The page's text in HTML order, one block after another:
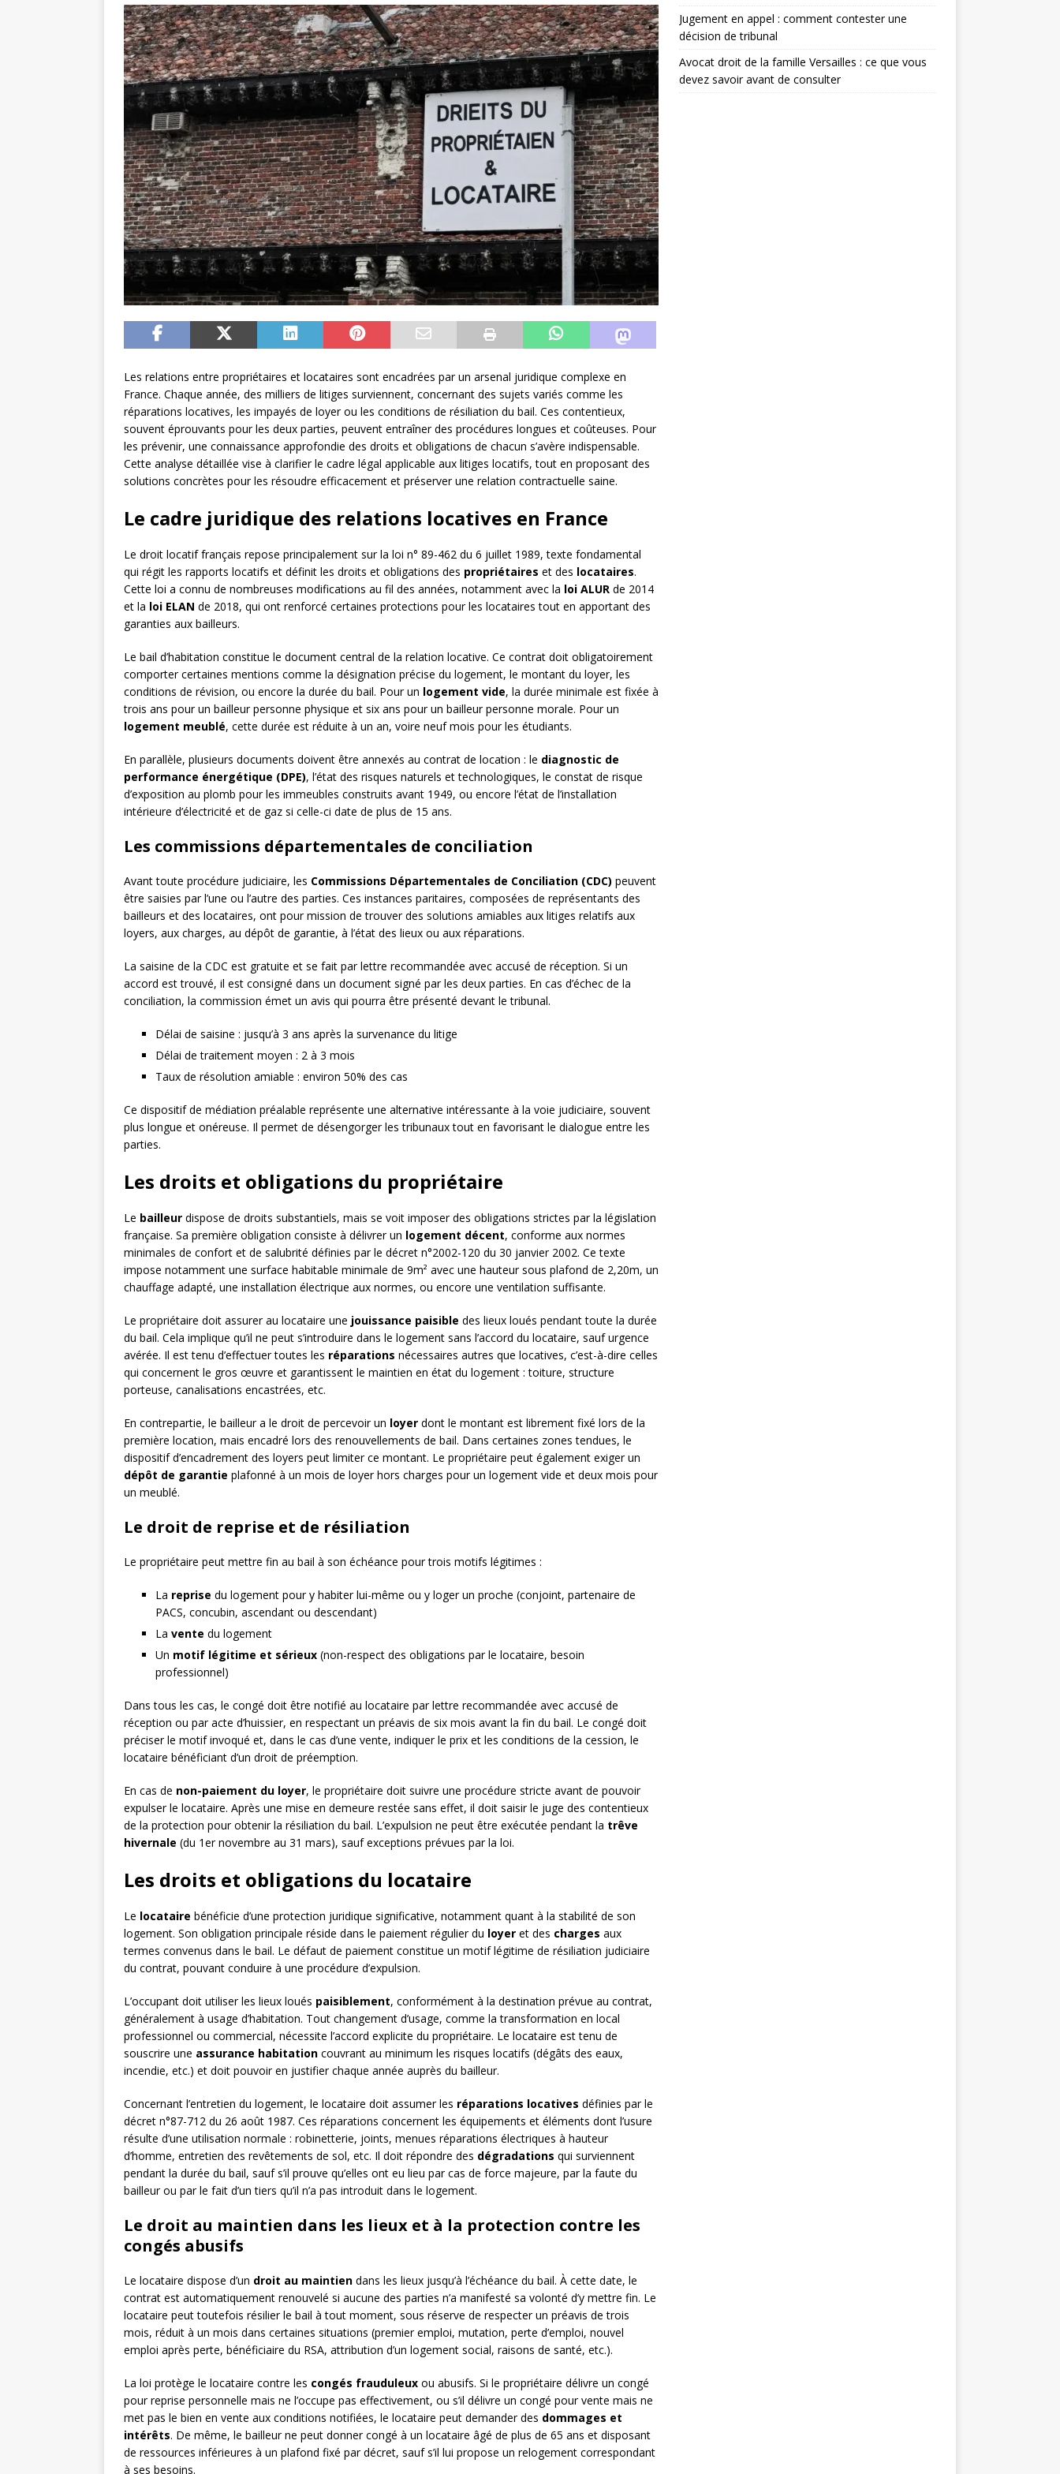
Les relations entre propriétaires et locataires sont encadrées par un arsenal juridique complexe en
France. Chaque année, des milliers de litiges surviennent, concernant des sujets variés comme les
réparations locatives, les impayés de loyer ou les conditions de résiliation du bail. Ces contentieux,
souvent éprouvants pour les deux parties, peuvent entraîner des procédures longues et coûteuses. Pour
les prévenir, une connaissance approfondie des droits et obligations de chacun s’avère indispensable.
Cette analyse détaillée vise à clarifier le cadre légal applicable aux litiges locatifs, tout en proposant des
solutions concrètes pour les résoudre efficacement et préserver une relation contractuelle saine.
Le cadre juridique des relations locatives en France
Le droit locatif français repose principalement sur la loi n° 89-462 du 6 juillet 1989, texte fondamental
qui régit les rapports locatifs et définit les droits et obligations des propriétaires et des locataires.
Cette loi a connu de nombreuses modifications au fil des années, notamment avec la loi ALUR de 2014
et la loi ELAN de 2018, qui ont renforcé certaines protections pour les locataires tout en apportant des
garanties aux bailleurs.
Le bail d’habitation constitue le document central de la relation locative. Ce contrat doit obligatoirement
comporter certaines mentions comme la désignation précise du logement, le montant du loyer, les
conditions de révision, ou encore la durée du bail. Pour un logement vide, la durée minimale est fixée à
trois ans pour un bailleur personne physique et six ans pour un bailleur personne morale. Pour un
logement meublé, cette durée est réduite à un an, voire neuf mois pour les étudiants.
En parallèle, plusieurs documents doivent être annexés au contrat de location : le diagnostic de
performance énergétique (DPE), l’état des risques naturels et technologiques, le constat de risque
d’exposition au plomb pour les immeubles construits avant 1949, ou encore l’état de l’installation
intérieure d’électricité et de gaz si celle-ci date de plus de 15 ans.
Les commissions départementales de conciliation
Avant toute procédure judiciaire, les Commissions Départementales de Conciliation (CDC) peuvent
être saisies par l’une ou l’autre des parties. Ces instances paritaires, composées de représentants des
bailleurs et des locataires, ont pour mission de trouver des solutions amiables aux litiges relatifs aux
loyers, aux charges, au dépôt de garantie, à l’état des lieux ou aux réparations.
La saisine de la CDC est gratuite et se fait par lettre recommandée avec accusé de réception. Si un
accord est trouvé, il est consigné dans un document signé par les deux parties. En cas d’échec de la
conciliation, la commission émet un avis qui pourra être présenté devant le tribunal.
Délai de saisine : jusqu’à 3 ans après la survenance du litige
Délai de traitement moyen : 2 à 3 mois
Taux de résolution amiable : environ 50% des cas
Ce dispositif de médiation préalable représente une alternative intéressante à la voie judiciaire, souvent
plus longue et onéreuse. Il permet de désengorger les tribunaux tout en favorisant le dialogue entre les
parties.
Les droits et obligations du propriétaire
Le bailleur dispose de droits substantiels, mais se voit imposer des obligations strictes par la législation
française. Sa première obligation consiste à délivrer un logement décent, conforme aux normes
minimales de confort et de salubrité définies par le décret n°2002-120 du 30 janvier 2002. Ce texte
impose notamment une surface habitable minimale de 9m² avec une hauteur sous plafond de 2,20m, un
chauffage adapté, une installation électrique aux normes, ou encore une ventilation suffisante.
Le propriétaire doit assurer au locataire une jouissance paisible des lieux loués pendant toute la durée
du bail. Cela implique qu’il ne peut s’introduire dans le logement sans l’accord du locataire, sauf urgence
avérée. Il est tenu d’effectuer toutes les réparations nécessaires autres que locatives, c’est-à-dire celles
qui concernent le gros œuvre et garantissent le maintien en état du logement : toiture, structure
porteuse, canalisations encastrées, etc.
En contrepartie, le bailleur a le droit de percevoir un loyer dont le montant est librement fixé lors de la
première location, mais encadré lors des renouvellements de bail. Dans certaines zones tendues, le
dispositif d’encadrement des loyers peut limiter ce montant. Le propriétaire peut également exiger un
dépôt de garantie plafonné à un mois de loyer hors charges pour un logement vide et deux mois pour
un meublé.
Le droit de reprise et de résiliation
Le propriétaire peut mettre fin au bail à son échéance pour trois motifs légitimes :
La reprise du logement pour y habiter lui-même ou y loger un proche (conjoint, partenaire de
PACS, concubin, ascendant ou descendant)
La vente du logement
Un motif légitime et sérieux (non-respect des obligations par le locataire, besoin
professionnel)
Dans tous les cas, le congé doit être notifié au locataire par lettre recommandée avec accusé de
réception ou par acte d’huissier, en respectant un préavis de six mois avant la fin du bail. Le congé doit
préciser le motif invoqué et, dans le cas d’une vente, indiquer le prix et les conditions de la cession, le
locataire bénéficiant d’un droit de préemption.
En cas de non-paiement du loyer, le propriétaire doit suivre une procédure stricte avant de pouvoir
expulser le locataire. Après une mise en demeure restée sans effet, il doit saisir le juge des contentieux
de la protection pour obtenir la résiliation du bail. L’expulsion ne peut être exécutée pendant la trêve
hivernale (du 1er novembre au 31 mars), sauf exceptions prévues par la loi.
Les droits et obligations du locataire
Le locataire bénéficie d’une protection juridique significative, notamment quant à la stabilité de son
logement. Son obligation principale réside dans le paiement régulier du loyer et des charges aux
termes convenus dans le bail. Le défaut de paiement constitue un motif légitime de résiliation judiciaire
du contrat, pouvant conduire à une procédure d’expulsion.
L’occupant doit utiliser les lieux loués paisiblement, conformément à la destination prévue au contrat,
généralement à usage d’habitation. Tout changement d’usage, comme la transformation en local
professionnel ou commercial, nécessite l’accord explicite du propriétaire. Le locataire est tenu de
souscrire une assurance habitation couvrant au minimum les risques locatifs (dégâts des eaux,
incendie, etc.) et doit pouvoir en justifier chaque année auprès du bailleur.
Concernant l’entretien du logement, le locataire doit assumer les réparations locatives définies par le
décret n°87-712 du 26 août 1987. Ces réparations concernent les équipements et éléments dont l’usure
résulte d’une utilisation normale : robinetterie, joints, menues réparations électriques à hauteur
d’homme, entretien des revêtements de sol, etc. Il doit répondre des dégradations qui surviennent
pendant la durée du bail, sauf s’il prouve qu’elles ont eu lieu par cas de force majeure, par la faute du
bailleur ou par le fait d’un tiers qu’il n’a pas introduit dans le logement.
Le droit au maintien dans les lieux et à la protection contre les
congés abusifs
Le locataire dispose d’un droit au maintien dans les lieux jusqu’à l’échéance du bail. À cette date, le
contrat est automatiquement renouvelé si aucune des parties n’a manifesté sa volonté d’y mettre fin. Le
locataire peut toutefois résilier le bail à tout moment, sous réserve de respecter un préavis de trois
mois, réduit à un mois dans certaines situations (premier emploi, mutation, perte d’emploi, nouvel
emploi après perte, bénéficiaire du RSA, attribution d’un logement social, raisons de santé, etc.).
La loi protège le locataire contre les congés frauduleux ou abusifs. Si le propriétaire délivre un congé
pour reprise personnelle mais ne l’occupe pas effectivement, ou s’il délivre un congé pour vente mais ne
met pas le bien en vente aux conditions notifiées, le locataire peut demander des dommages et
intérêts. De même, le bailleur ne peut donner congé à un locataire âgé de plus de 65 ans et disposant
de ressources inférieures à un plafond fixé par décret, sauf s’il lui propose un relogement correspondant
à ses besoins.
Jugement en appel : comment contester une
décision de tribunal
Avocat droit de la famille Versailles : ce que vous
devez savoir avant de consulter